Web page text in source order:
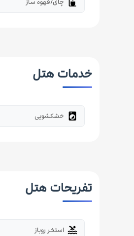
خدمات هتل
local_laundry_service خشکشویی
تفریحات هتل
pool استخر روباز